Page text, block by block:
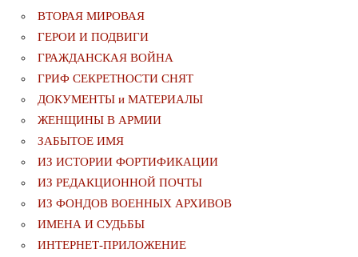
ВТОРАЯ МИРОВАЯ
ГЕРОИ И ПОДВИГИ
ГРАЖДАНСКАЯ ВОЙНА
ГРИФ СЕКРЕТНОСТИ СНЯТ
ДОКУМЕНТЫ и МАТЕРИАЛЫ
ЖЕНЩИНЫ В АРМИИ
ЗАБЫТОЕ ИМЯ
ИЗ ИСТОРИИ ФОРТИФИКАЦИИ
ИЗ РЕДАКЦИОННОЙ ПОЧТЫ
ИЗ ФОНДОВ ВОЕННЫХ АРХИВОВ
ИМЕНА И СУДЬБЫ
ИНТЕРНЕТ-ПРИЛОЖЕНИЕ